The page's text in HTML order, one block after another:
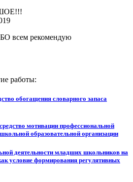
всем рекомендую
работы:
обогащения словарного запаса
мотивации профессиональной
образовательной организации
деятельности младших школьников на
условие формирования регулятивных